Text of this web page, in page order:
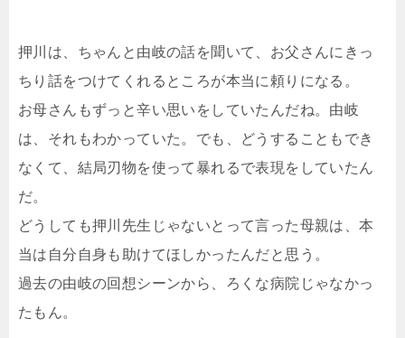
押川は、ちゃんと由岐の話を聞いて、お父さんにきっ
ちり話をつけてくれるところが本当に頼りになる。
お母さんもずっと辛い思いをしていたんだね。由岐
は、それもわかっていた。でも、どうすることもでき
なくて、結局刃物を使って暴れるで表現をしていたん
だ。
どうしても押川先生じゃないとって言った母親は、本
当は自分自身も助けてほしかったんだと思う。
過去の由岐の回想シーンから、ろくな病院じゃなかっ
たもん。